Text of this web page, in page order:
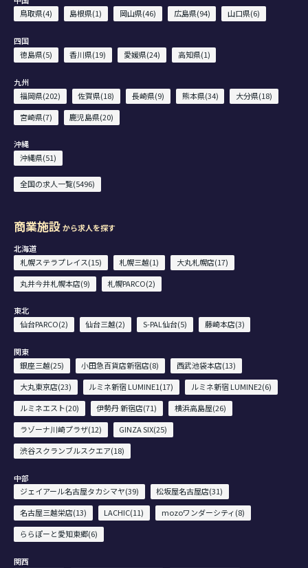
鳥取県(4)
島根県(1) 岡山県(46) 広島県(94) 山口県(6)
四国
徳島県(5)
香川県(19) 愛媛県(24) 高知県(1)
九州
福岡県(202)
佐賀県(18) 長崎県(9) 熊本県(34)
大分県(18)
宮崎県(7)
鹿児島県(20)
沖縄
沖縄県(51)
全国の求人一覧(5496)
商業施設から求人を探す
北海道
札幌ステラプレイス(15)
札幌三越(1)
大丸札幌店(17)
丸井今井札幌本店(9)
札幌PARCO(2)
東北
仙台PARCO(2)
仙台三越(2) S-PAL仙台(5) 藤崎本店(3)
関東
銀座三越(25)
小田急百貨店新宿店(8)
西武池袋本店(13)
大丸東京店(23)
ルミネ新宿 LUMINE1(17)
ルミネ新宿 LUMINE2(6)
ルミネエスト(20)
伊勢丹 新宿店(71)
横浜高島屋(26)
ラゾーナ川崎プラザ(12)
GINZA SIX(25)
渋谷スクランブルスクエア(18)
中部
ジェイアール名古屋タカシマヤ(39)
松坂屋名古屋店(31)
名古屋三越栄店(13)
LACHIC(11)
mozoワンダーシティ(8)
ららぽーと愛知東郷(6)
関西